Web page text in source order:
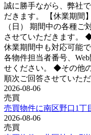
誠に勝手ながら、弊社
だきます。 【休業期間
（日） 期間中の各種ご
させていただきます。
休業期間中も対応可能
各物件担当者番号、
せください。 ◆その他
順次ご回答させていただ
2026-08-06
売買
売買物件に南区野口1
2026-08-06
売買